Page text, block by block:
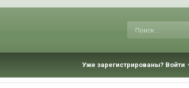
Уже зарегистрированы? Войти